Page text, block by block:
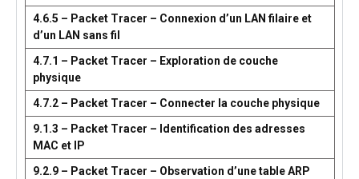
4.6.5 – Packet Tracer – Connexion d’un LAN filaire et
d’un LAN sans fil
4.7.1 – Packet Tracer – Exploration de couche
physique
4.7.2 – Packet Tracer – Connecter la couche physique
9.1.3 – Packet Tracer – Identification des adresses
MAC et IP
9.2.9 – Packet Tracer – Observation d’une table ARP